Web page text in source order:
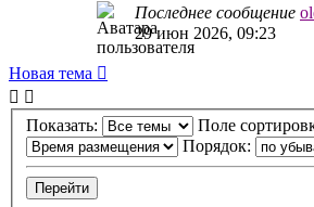
Последнее сообщение
29 июн 2026, 09:23
Новая тема
Показать:
Поле
Порядок: